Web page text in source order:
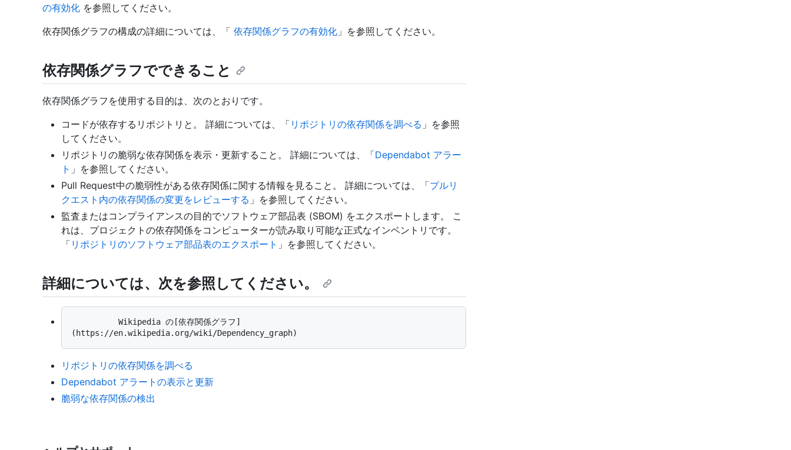
の有効化 を参照してください。
依存関係グラフの構成の詳細については、「 依存関係グラフの有効化 」を参照してください。
依存関係グラフでできること
依存関係グラフを使用する目的は、次のとおりです。
コードが依存するリポジトリと。 詳細については、「 リポジトリの依存関係を調べる 」を参照
してください。
リポジトリの脆弱な依存関係を表示・更新すること。 詳細については、「Dependabot アラー
ト 」を参照してください。
Pull Request中の脆弱性がある依存関係に関する情報を見ること。 詳細については、「プルリ
クエスト内の依存関係の変更をレビューする 」を参照してください。
監査またはコンプライアンスの目的でソフトウェア部品表 (SBOM) をエクスポートします。 こ
れは、プロジェクトの依存関係をコンピューターが読み取り可能な正式なインベントリです。
「 リポジトリのソフトウェア部品表のエクスポート 」を参照してください。
詳細については、次を参照してください。
リポジトリの依存関係を調べる
Dependabot アラートの表示と更新
脆弱な依存関係の検出